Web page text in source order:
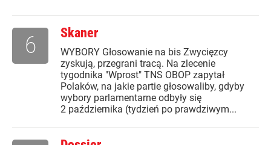
Skaner
WYBORY Głosowanie na bis Zwycięzcy
zyskują, przegrani tracą. Na zlecenie
tygodnika "Wprost" TNS OBOP zapytał
Polaków, na jakie partie głosowaliby, gdyby
wybory parlamentarne odbyły się
2 października (tydzień po prawdziwym...
6